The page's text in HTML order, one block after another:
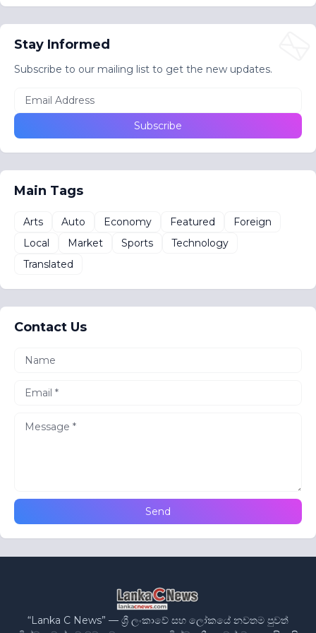
Stay Informed
Subscribe to our mailing list to get the new updates.
Main Tags
Arts Auto Economy Featured
Foreign
Local
Market Sports
Technology
Translated
Contact Us
“Lanka C News” — ශ්‍රී ලංකාවේ සහ ලෝකයේ නවතම පුවත්